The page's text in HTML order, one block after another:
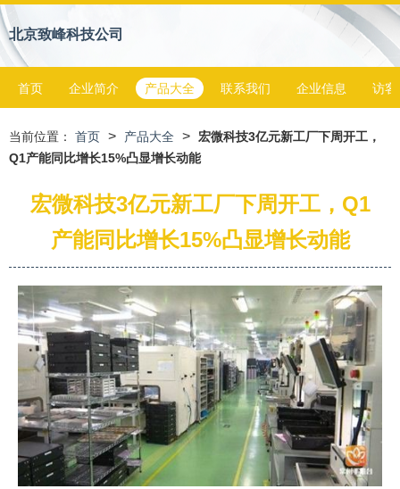
北京致峰科技公司
首页 企业简介 产品大全 联系我们 企业信息 访客
当前位置： 首页 > 产品大全 >
宏微科技3亿元新工厂下周开工，
Q1产能同比增长15%凸显增长动能
宏微科技3亿元新工厂下周开工，Q1
产能同比增长15%凸显增长动能